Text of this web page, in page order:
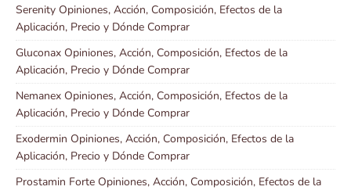
Serenity Opiniones, Acción, Composición, Efectos de la
Aplicación, Precio y Dónde Comprar
Gluconax Opiniones, Acción, Composición, Efectos de la
Aplicación, Precio y Dónde Comprar
Nemanex Opiniones, Acción, Composición, Efectos de la
Aplicación, Precio y Dónde Comprar
Exodermin Opiniones, Acción, Composición, Efectos de la
Aplicación, Precio y Dónde Comprar
Prostamin Forte Opiniones, Acción, Composición, Efectos de la